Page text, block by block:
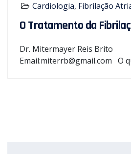
Cardiologia, Fibrilação
O Tratamento da
Dr. Mitermayer Reis Brito
Email:miterrb@gmail.com O